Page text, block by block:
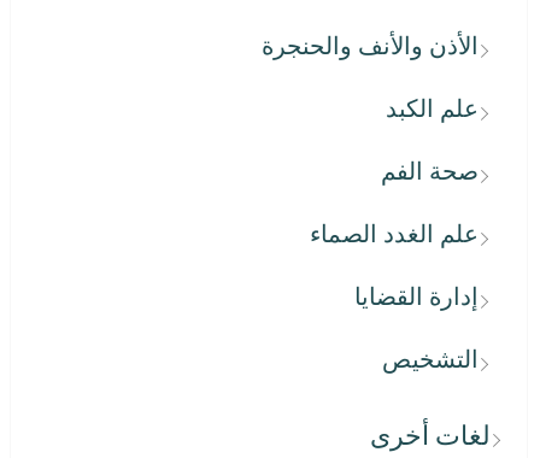
الأذن والأنف والحنجرة
علم الكبد
صحة الفم
علم الغدد الصماء
إدارة القضايا
التشخيص
لغات أخرى